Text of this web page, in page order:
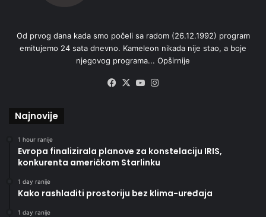
Od prvog dana kada smo počeli sa radom (26.12.1992) program
emitujemo 24 sata dnevno. Kameleon nikada nije stao, a boje
njegovog programa... Opširnije
Facebook
X YouTube
Najnovije
1 hour ranije
Evropa finalizirala planove za konstelaciju IRIS,
konkurenta američkom Starlinku
1 day ranije
Kako rashladiti prostoriju bez klima-uređaja
1 day ranije